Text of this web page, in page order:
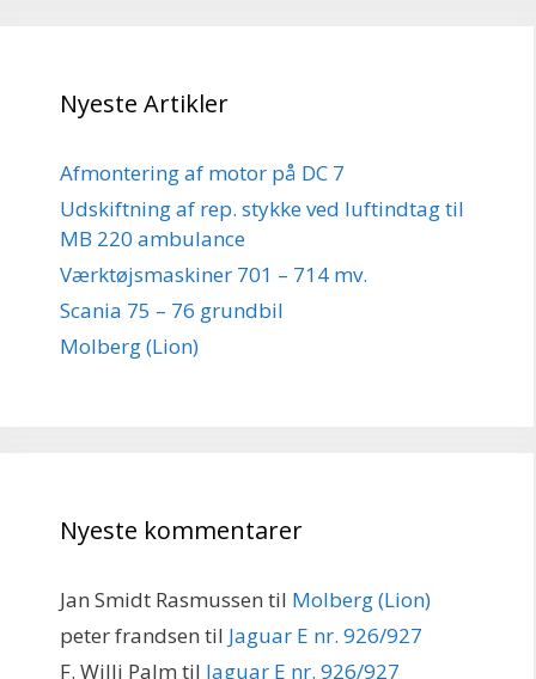
Nyeste Artikler
Afmontering af motor på DC 7
Udskiftning af rep. stykke ved luftindtag til
MB 220 ambulance
Værktøjsmaskiner 701 – 714 mv.
Scania 75 – 76 grundbil
Molberg (Lion)
Nyeste kommentarer
Jan Smidt Rasmussen til Molberg (Lion)
peter frandsen til Jaguar E nr. 926/927
F. Willi Palm til Jaguar E nr. 926/927